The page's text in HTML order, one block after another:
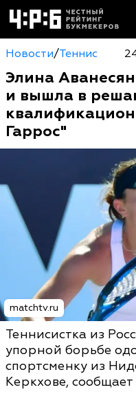
Новости/Теннис
Элина
и вышла в
Гаррос"
matchtv.ru
Теннисистка из
упорной борьбе
спортсменку из
Керкхове, сообщает